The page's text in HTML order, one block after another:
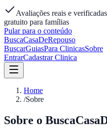
Avaliações reais e verificadas
gratuito para famílias
Pular para o conteúdo
BuscaCasaDeRepouso
BuscarGuiasPara ClinicasSobre
EntrarCadastrar Clinica
Home
/Sobre
Sobre o